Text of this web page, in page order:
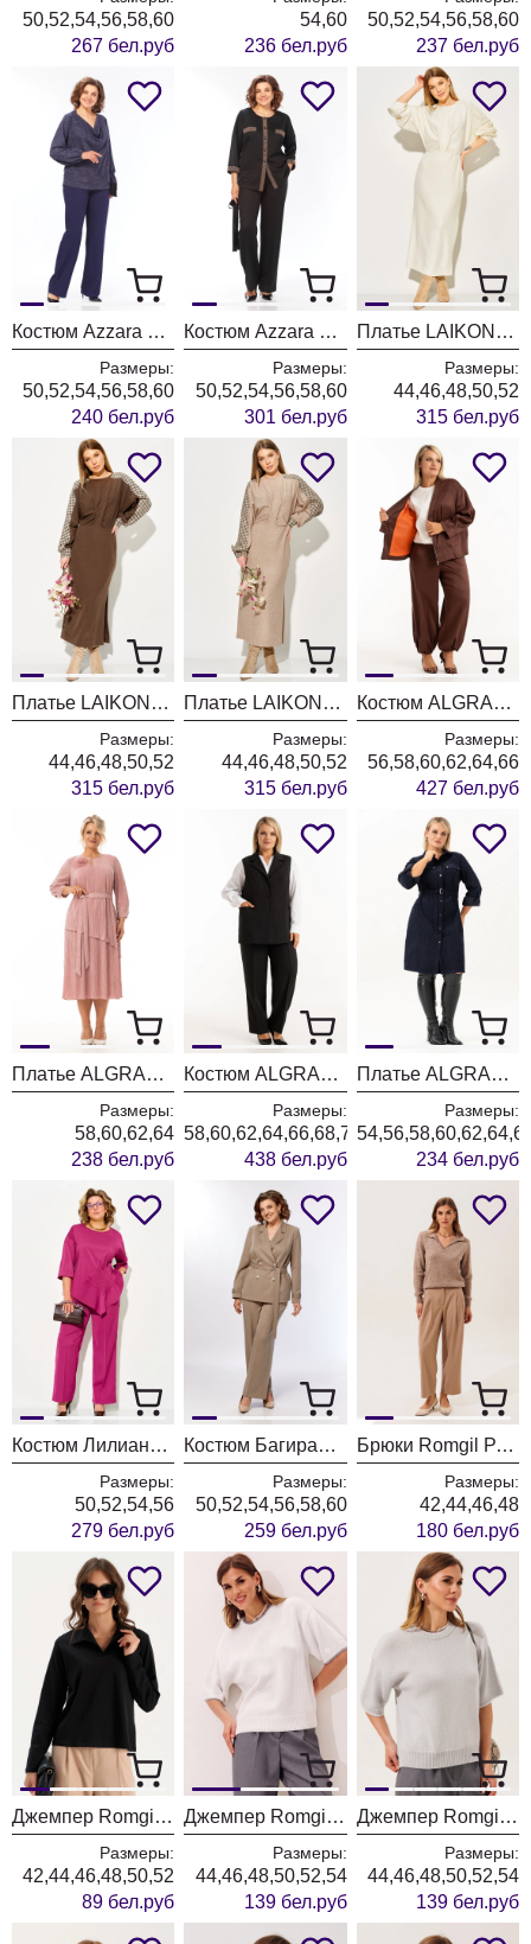
50,52,54,56,58,60
267 бел.руб
54,60
236 бел.руб
50,52,54,56,58,60
237 бел.руб
Костюм Azzara 10069
Размеры:
50,52,54,56,58,60
240 бел.руб
Костюм Azzara 10063
Размеры:
50,52,54,56,58,60
301 бел.руб
Платье LAIKONY L-774-1 молочный
Размеры:
44,46,48,50,52
315 бел.руб
Платье LAIKONY L-774 бежевый+шоколад
Размеры:
44,46,48,50,52
315 бел.руб
Платье LAIKONY L-774 бежевый
Размеры:
44,46,48,50,52
315 бел.руб
Костюм ALGRANDA (Новелла Шарм) 4127-6
Размеры:
56,58,60,62,64,66
427 бел.руб
Платье ALGRANDA (Новелла Шарм) 4110-3
Размеры:
58,60,62,64
238 бел.руб
Костюм ALGRANDA (Новелла Шарм) 4181
Размеры:
58,60,62,64,66,68,70
438 бел.руб
Платье ALGRANDA (Новелла Шарм) 4176
Размеры:
234 бел.руб
Костюм Лилиана 1556 бургунди
Размеры:
50,52,54,56
279 бел.руб
Костюм БагираАнТа 1125 бежевый
Размеры:
50,52,54,56,58,60
259 бел.руб
Брюки Romgil РТ0202-ВИ5 бежевый
Размеры:
42,44,46,48
180 бел.руб
Джемпер Romgil РП0205-ХЛ5 черный
Размеры:
42,44,46,48,50,52
89 бел.руб
Джемпер Romgil РВ0562-ХЛ5 белый + серый
Размеры:
44,46,48,50,52,54
139 бел.руб
Джемпер Romgil РВ0562-ХЛ5 серый + белый
Размеры:
44,46,48,50,52,54
139 бел.руб